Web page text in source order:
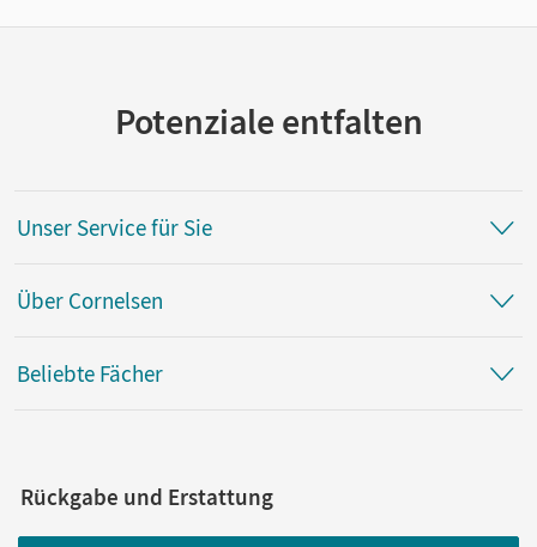
Potenziale entfalten
Unser Service für Sie
Über Cornelsen
Beliebte Fächer
Rückgabe und Erstattung